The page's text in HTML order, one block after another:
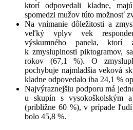
ktorí odpovedali kladne,
spomedzi mužov túto možnosť
Na vnímanie dôležitosti a
veľký vplyv vek
výskumného panela, ktorí
k zmysluplnosti piktogramov,
rokov (67,1 %). O
pochybuje najmladšia veková
kladne odpovedalo iba 24,1 %
Najvýraznejšiu podporu má
u skupín s vysokoškolským a
(približne 60 %), v prípade
bolo 45,8 %.